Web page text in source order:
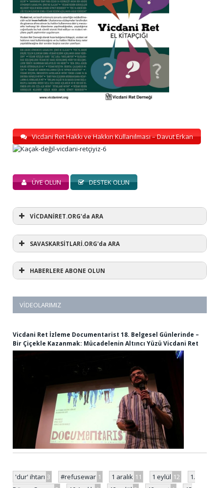
Vicdani Ret Hakkı ve Hakkın Kullanılması – Davut Erkan
ÜYE OLUN DESTEK OLUN
VİCDANİRET.ORG'da ARA
SAVASKARSİTLARİ.ORG'da ARA
HABERLERE ABONE OLUN
VIDEOLARIMIZ
Vicdani Ret İzleme Documentarist 18. Belgesel Günlerinde –
Bir Çiçekle Kazanmak: Mücadelenin Altıncı Yüzü Vicdani Ret
'dur' ihtarı 3 #refusewar 1 1 aralık 11 1 eylül 12
1.